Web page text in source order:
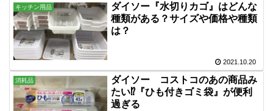
キッチン用品
ダイソー『水切りカゴ』はどんな
種類がある？サイズや価格や種類
は？
2021.10.20
消耗品
ダイソー コストコのあの商品み
たい⁉『ひも付きゴミ袋』が便利
過ぎる